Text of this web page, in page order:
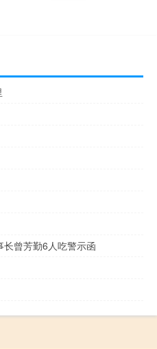
曾芳勤6人吃警示函